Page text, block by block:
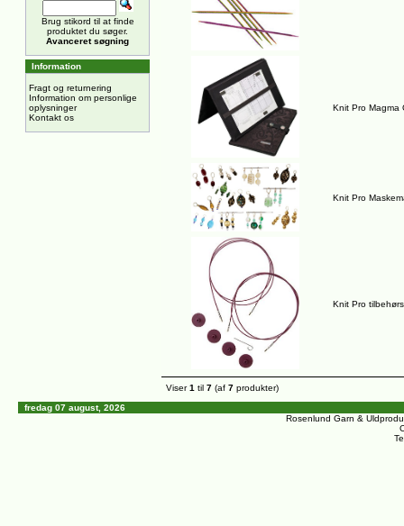
Brug stikord til at finde
produktet du søger.
Avanceret søgning
Information
Fragt og returnering
Information om personlige
oplysninger
Kontakt os
Knit Pro Magma
Knit Pro
Knit Pro
Viser1 til 7 (af 7 produkter)
fredag 07 august, 2026
Rosenlund Garn &